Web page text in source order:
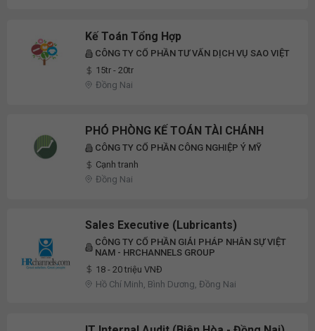
Kế Toán Tổng Hợp
CÔNG TY CỔ PHẦN TƯ VẤN DỊCH VỤ SAO VIỆT
15tr - 20tr
Đồng Nai
PHÓ PHÒNG KẾ TOÁN TÀI CHÁNH
CÔNG TY CỔ PHẦN CÔNG NGHIỆP Ý MỸ
Cạnh tranh
Đồng Nai
Sales Executive (Lubricants)
CÔNG TY CỔ PHẦN GIẢI PHÁP NHÂN SỰ VIỆT
NAM - HRCHANNELS GROUP
18 - 20 triệu VNĐ
Hồ Chí Minh, Bình Dương, Đồng Nai